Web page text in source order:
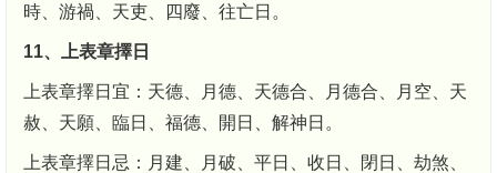
時、游禍、天吏、四廢、往亡日。
11、上表章擇日
上表章擇日宜：天德、月德、天德合、月德合、月空、天
赦、天願、臨日、福德、開日、解神日。
上表章擇日忌：月建、月破、平日、收日、閉日、劫煞、